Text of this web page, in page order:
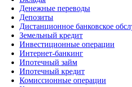
Денежные переводы
Депозиты
Дистанционное банковское
Земельный кредит
Инвестиционные операции
Интернет-банкинг
Ипотечный займ
Ипотечный кредит
Комиссионные операции